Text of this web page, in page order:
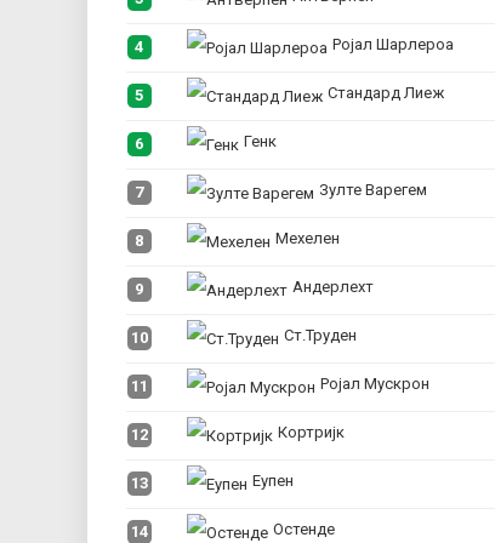
4 Ројал Шарлероа
5 Стандард Лиеж
6 Генк
7 Зулте Варегем
8 Мехелен
9 Андерлехт
10 Ст.Труден
11 Ројал Мускрон
12 Кортријк
13 Еупен
14 Остенде